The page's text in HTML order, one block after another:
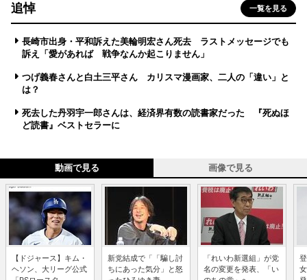
追悼 一覧を見る
長崎市出身・平和訴えた美輪明宏さん死去 ラストメッセージでも
訴え「愛があれば 戦争なんか起こりません」
つげ義春さんと白土三平さん カリスマ漫画家、二人の「違い」と
は？
死去した丹羽宇一郎さんは、経済界有数の読書家だった 『死ぬほ
ど読書』ベストセラーに
動画で見る 画像で見る
【ドジャース】キム・
ヘソン、大リーグ公式
新党結成で「「騙し討
ちにあった気分」と怒
「れいわ新選組」が党
名の変更を発表、「い